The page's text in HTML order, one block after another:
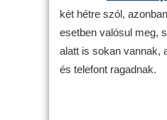
két hétre szól,
esetben valósul meg,
alatt is sokan vannak,
és telefont ragadnak.